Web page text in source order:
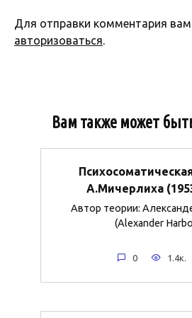
Для отправки комментария
авторизоваться.
Вам также может
А.Мичерлиха
Автор теории:
(Alexander
0 1.4к.